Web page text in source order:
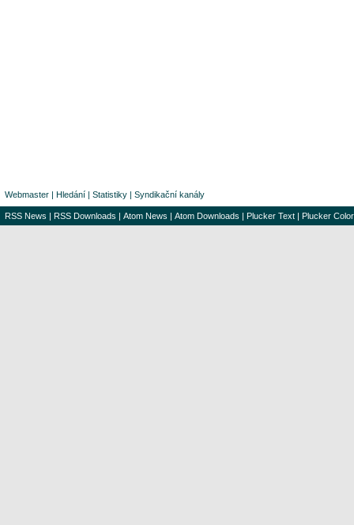
Webmaster | Hledání | Statistiky | Syndikační kanály
RSS News | RSS Downloads | Atom News | Atom Downloads | Plucker Text | Plucker Color